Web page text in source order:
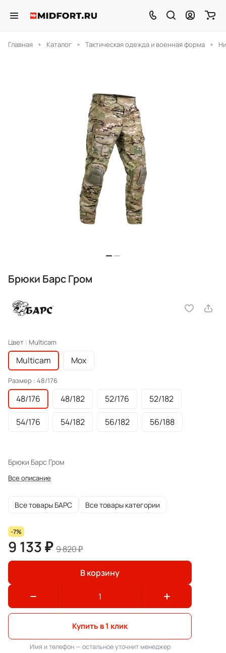
Главная Каталог Тактическая одежда и военная форма
Брюки Барс Гром
Цвет : Multicam
Multicam Мох
Размер : 48/176
48/176 48/182 52/176 52/182
54/176 54/182 56/182 56/188
Брюки Барс Гром
Все описание
Все товары БАРС Все товары категории
-7%
9 133 ₽ 9 820 ₽
В корзину
Купить в 1 клик
Имя и телефон — остальное уточнит менеджер